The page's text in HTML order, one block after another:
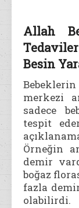
Allah
Besin
merkezi
sadece
tespit
Örneğin
demir
boğaz
fazla
olabilirdi.